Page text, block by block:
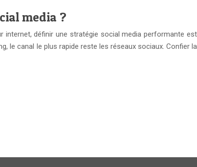
media ?
internet, définir une stratégie social media performante est
le canal le plus rapide reste les réseaux sociaux. Confier la